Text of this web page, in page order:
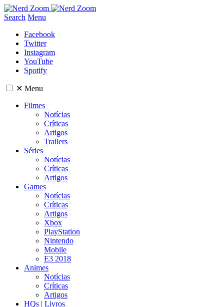
Search Menu
Facebook
Twitter
Instagram
YouTube
Spotify
✕ Menu
Filmes
Notícias
Críticas
Artigos
Trailers
Séries
Notícias
Críticas
Artigos
Games
Notícias
Críticas
Artigos
Xbox
PlayStation
Nintendo
Mobile
E3 2018
Animes
Notícias
Críticas
Artigos
HQs | Livros